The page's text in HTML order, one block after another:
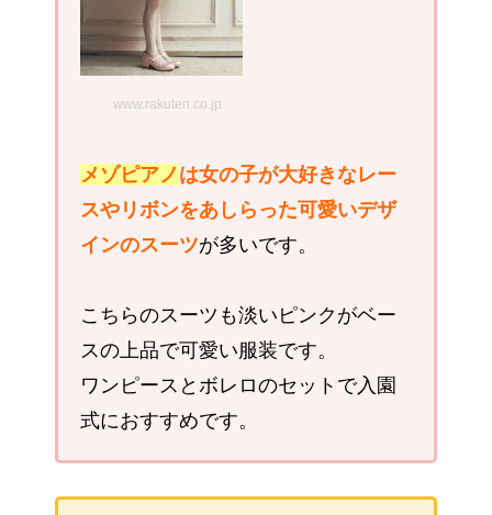
www.rakuten.co.jp
メゾピアノ は女の子が大好きなレー
スやリボンをあしらった可愛いデザ
インのスーツが多いです。
こちらのスーツも淡いピンクがベー
スの上品で可愛い服装です。
ワンピースとボレロのセットで入園
式におすすめです。